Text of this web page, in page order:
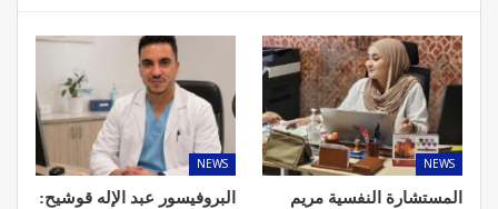
NEWS
المستشارة النفسية مريم
NEWS
البروفيسور عبد الإله قوشيح: